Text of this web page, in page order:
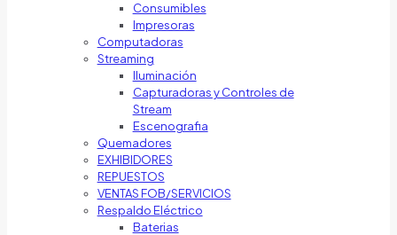
Consumibles
Impresoras
Computadoras
Streaming
Iluminación
Capturadoras y Controles de
Stream
Escenografia
Quemadores
EXHIBIDORES
REPUESTOS
VENTAS FOB/SERVICIOS
Respaldo Eléctrico
Baterias